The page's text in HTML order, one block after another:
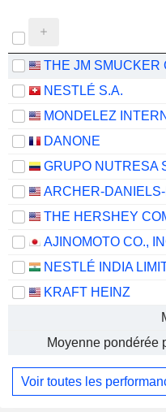
NESTLÉ S.A.
DANONE
GRUPO NUTRESA
THE HERSHEY
AJINOMOTO CO.,
NESTLÉ INDIA
KRAFT HEINZ
Moyenne pondérée
Voir toutes les